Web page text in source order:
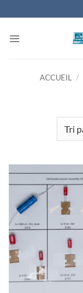
au
ACCUEIL /